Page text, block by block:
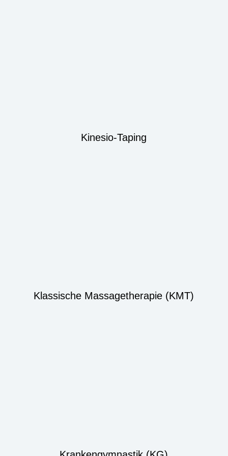
Kinesio-Taping
Klassische Massagetherapie (KMT)